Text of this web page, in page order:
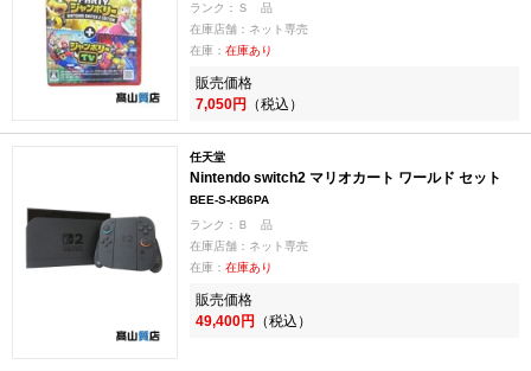
ランク：Ｓ 品
在庫店舗：ネット専売
在庫： 在庫あり
販売価格
7,050円 （税込）
任天堂
Nintendo switch2 マリオカート ワールド セット
BEE-S-KB6PA
ランク：Ｂ 品
在庫店舗：ネット専売
在庫： 在庫あり
販売価格
49,400円 （税込）